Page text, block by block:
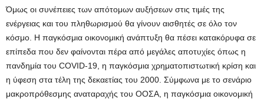
Όμως οι συνέπειες των απότομων αυξήσεων στις τιμές της
ενέργειας και του πληθωρισμού θα γίνουν αισθητές σε όλο τον
κόσμο. Η παγκόσμια οικονομική ανάπτυξη θα πέσει κατακόρυφα σε
επίπεδα που δεν φαίνονται πέρα ​​από μεγάλες αποτυχίες όπως η
πανδημία του COVID-19, η παγκόσμια χρηματοπιστωτική κρίση και
η ύφεση στα τέλη της δεκαετίας του 2000. Σύμφωνα με το σενάριο
μακροπρόθεσμης αναταραχής του ΟΟΣΑ, η παγκόσμια οικονομική